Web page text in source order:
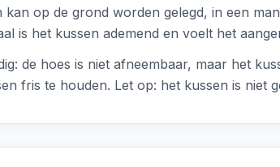
op de grond worden gelegd, in een
is het kussen ademend en voelt het
de hoes is niet afneembaar, maar het
fris te houden. Let op: het kussen is niet